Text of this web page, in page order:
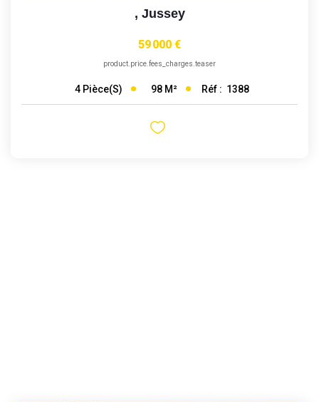
, Jussey
59 000 €
product.price.fees_charges.teaser
4 Pièce(s) 98 M² Réf : 1388